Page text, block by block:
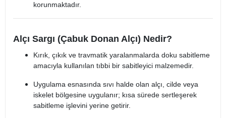
korunmaktadır.
Alçı Sargı (Çabuk Donan Alçı) Nedir?
Kırık, çıkık ve travmatik yaralanmalarda doku sabitleme
amacıyla kullanılan tıbbi bir sabitleyici malzemedir.
Uygulama esnasında sıvı halde olan alçı, cilde veya
iskelet bölgesine uygulanır; kısa sürede sertleşerek
sabitleme işlevini yerine getirir.